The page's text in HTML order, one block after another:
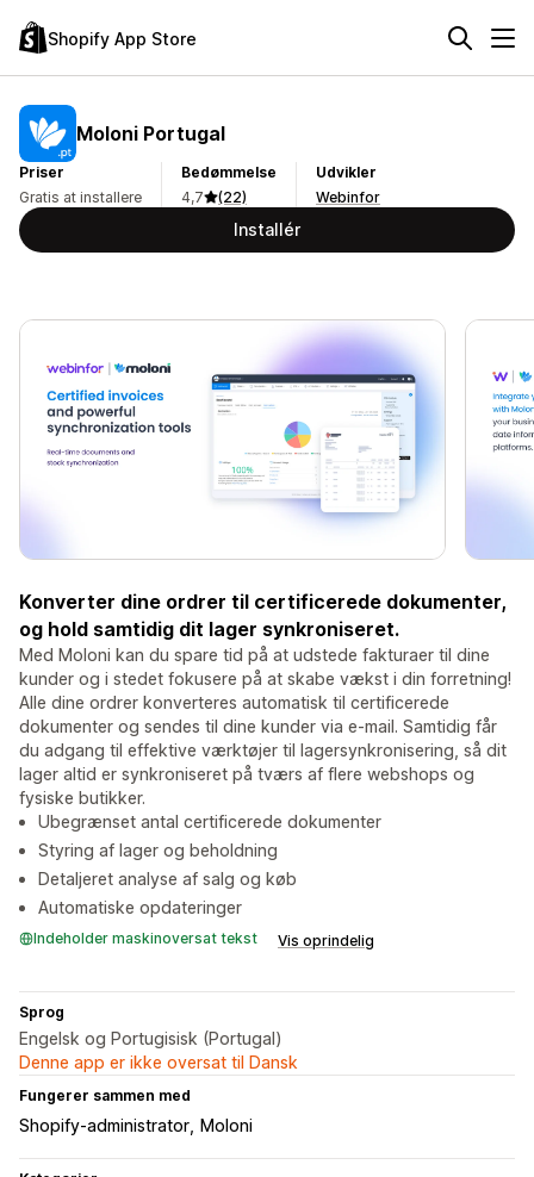
Shopify App Store
Moloni Portugal
Priser
Gratis at installere
Bedømmelse
4,7
(22)
Udvikler
Webinfor
Installér
Konverter dine ordrer til certificerede dokumenter,
og hold samtidig dit lager synkroniseret.
Med Moloni kan du spare tid på at udstede fakturaer til dine
kunder og i stedet fokusere på at skabe vækst i din forretning!
Alle dine ordrer konverteres automatisk til certificerede
dokumenter og sendes til dine kunder via e-mail. Samtidig får
du adgang til effektive værktøjer til lagersynkronisering, så dit
lager altid er synkroniseret på tværs af flere webshops og
fysiske butikker.
Ubegrænset antal certificerede dokumenter
Styring af lager og beholdning
Detaljeret analyse af salg og køb
Automatiske opdateringer
Indeholder maskinoversat tekst Vis oprindelig
Sprog
Engelsk og Portugisisk (Portugal)
Denne app er ikke oversat til Dansk
Fungerer sammen med
Shopify-administrator Moloni